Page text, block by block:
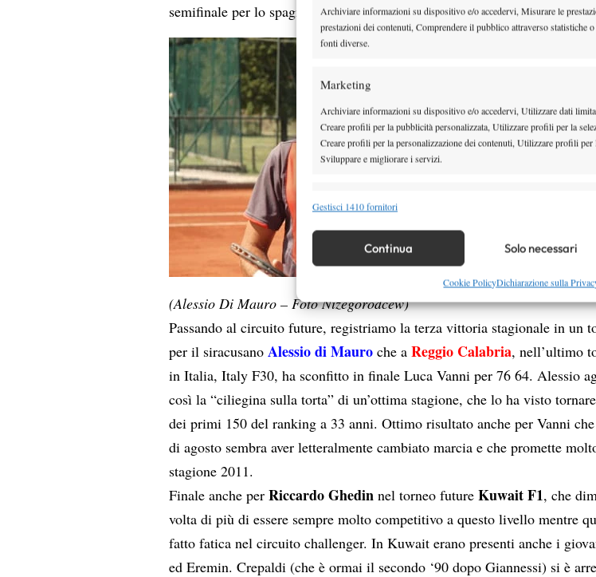
Archiviare informazioni su dispositivo e/o accedervi, Misurare le
prestazioni dei contenuti, Comprendere il pubblico attraverso statistiche
fonti diverse.
Marketing
Archiviare informazioni su dispositivo e/o accedervi, Utilizzare dati
Creare profili per la pubblicità personalizzata, Utilizzare profili per la
Creare profili per la personalizzazione dei contenuti, Utilizzare profili per
Sviluppare e migliorare i servizi.
Funzionalità
Identificare i dispositivi in base alle informazioni trasmesse
Garantire la sicurezza, prevenire e rilevare frodi,
Erogare e presentare pubblicità e contenuto, Salvare e
scelte sulla privacy.
Gestisci 1410 fornitori
Continua Solo necessari
Cookie PolicyDichiarazione sulla
semifinale per lo spagnolo 22enne Bautista, in buona crescita dall’inizio
(Alessio Di Mauro – Foto Nizegorodcew)
Passando al circuito future, registriamo la terza vittoria stagionale in un
per il siracusano Alessio di Mauro che aReggio Calabria, nell’ultimo
in Italia, Italy F30, ha sconfitto in finale Luca Vanni per 76 64. Alessio
così la “ciliegina sulla torta” di un’ottima stagione, che lo ha visto
dei primi 150 del ranking a 33 anni. Ottimo risultato anche per Vanni
di agosto sembra aver letteralmente cambiato marcia e che promette
stagione 2011.
Finale anche perRiccardo Ghedin nel torneo futureKuwait F1, che
volta di più di essere sempre molto competitivo a questo livello mentre
fatto fatica nel circuito challenger. In Kuwait erano presenti anche i
ed Eremin. Crepaldi (che è ormai il secondo ‘90 dopo Giannessi) si è